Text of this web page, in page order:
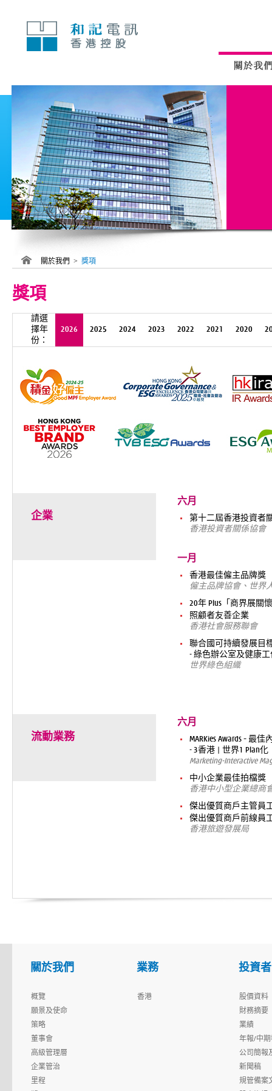
關於我們 > 獎項
獎項
請選
擇年
份：
2026 2025 2024 2023 2022 2021 2020
企業
六月
第十二屆香港投資者
香港投資者關係協會
一月
香港最佳僱主品牌獎
僱主品牌協會、世界
20年 Plus「商界展關
照顧者友善企業
香港社會服務聯會
聯合國可持續發展目
- 綠色辦公室及健康
世界綠色組織
流動業務
六月
MARKies Awards – 最
- 3香港 | 世界1 Plan
Marketing-Interactive
中小企業最佳拍檔獎
香港中小型企業總商
傑出優質商戶主管員
傑出優質商戶前線員
香港旅遊發展局
關於我們
概覽
願景及使命
策略
董事會
高級管理層
企業管治
里程
業務
香港
投資
股價資料
財務摘要
業績
年報/中期
公司簡報
新聞稿
規管備案